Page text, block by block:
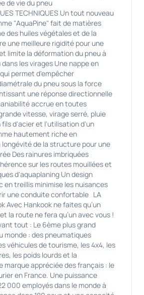
de vie du pneu
TECHNIQUES Un tout nouveau
"AquaPine" fait de matières
des huiles végétales et de la
une meilleure rigidité pour une
limite la déformation du pneu à
les virages Une nappe en
permet d'empêcher
du pneu sous la force
une réponse directionnelle
accrue en toutes
vitesse, virage serré, pluie
fils d'acier et l'utilisation d'un
hautement riche en
de la structure pour une
Des rainures imbriquées
sur les routes mouillées et
d'aquaplaning Un design
en treillis minimise les nuisances
une conduite confortable LA
Avec Hankook ne faites qu’un
la route ne fera qu’un avec vous !
tout : Le 6ème plus grand
monde : des pneumatiques
véhicules de tourisme, les 4x4, les
les poids lourds et la
marque appréciée des français : le
en France. Une puissance
000 employés dans le monde à